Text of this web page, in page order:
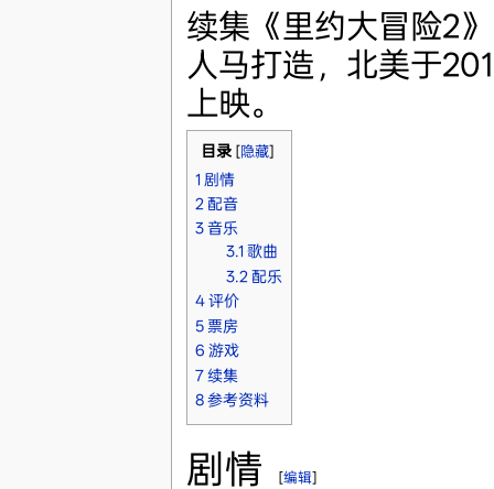
续集《里约大冒险2
人马打造，北美于
上映。
目录[隐藏]
1 剧情
2 配音
3 音乐
3.1 歌曲
3.2配乐
4 评价
5 票房
6 游戏
7 续集
8 参考资料
剧情 [编辑]